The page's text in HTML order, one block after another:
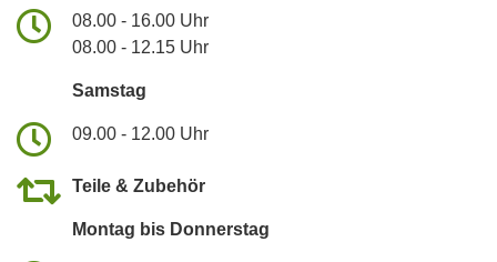
08.00 - 16.00 Uhr
08.00 - 12.15 Uhr
Samstag
09.00 - 12.00 Uhr
Teile & Zubehör
Montag bis Donnerstag